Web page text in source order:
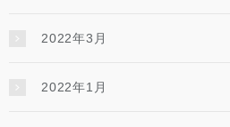
2022年3月
2022年1月